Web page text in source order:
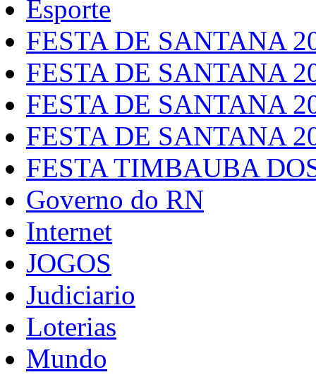
Esporte
FESTA DE SANTANA
FESTA DE SANTANA
FESTA DE SANTANA
FESTA DE SANTANA
FESTA TIMBAUBA
Governo do RN
Internet
JOGOS
Judiciario
Loterias
Mundo